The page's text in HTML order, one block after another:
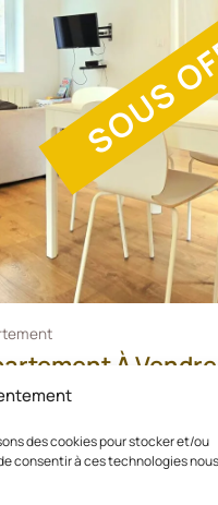
des cookies pour stocker et/ou
consentir à ces technologies nous
SOUS
À
000,00€